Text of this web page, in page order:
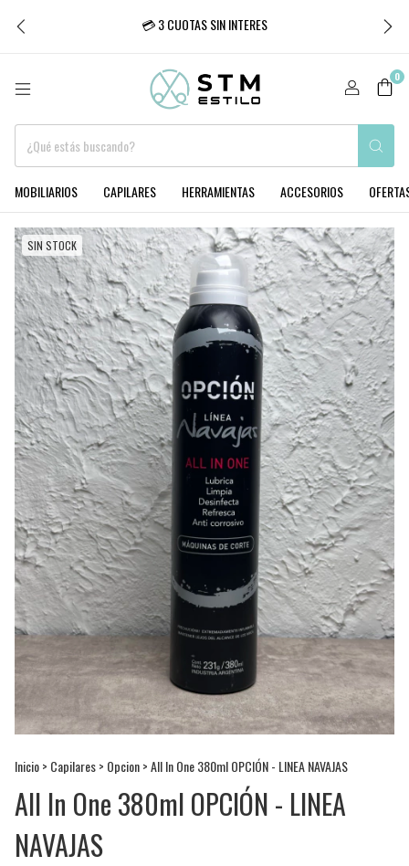
💳 3 CUOTAS SIN INTERES
0
MOBILIARIOS CAPILARES HERRAMIENTAS ACCESORIOS
SIN STOCK
Inicio> Capilares> Opcion>All In One 380ml OPCIÓN - LINEA NAVAJAS
All In One 380ml OPCIÓN - LINEA
NAVAJAS